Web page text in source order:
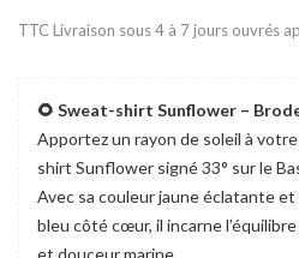
TTC Livraison sous 4 à 7 jours ouvrés
🌻 Sweat-shirt Sunflower –
Apportez un rayon de soleil à
shirt Sunflower signé 33° sur le
Avec sa couleur jaune éclatante
bleu côté cœur, il incarne
et douceur marine.